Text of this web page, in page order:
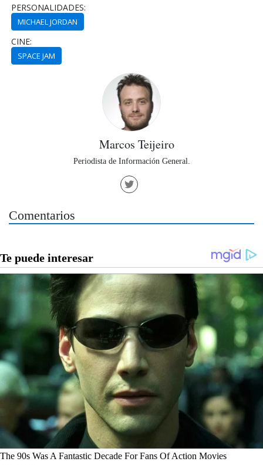
PERSONALIDADES:
MICHAEL JORDAN
CINE:
SPACE JAM
Marcos Teijeiro
Periodista de Información General.
Comentarios